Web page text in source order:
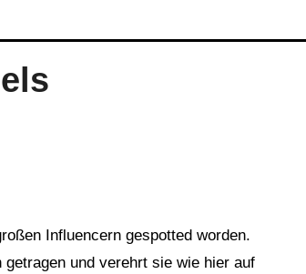
und verehrt sie wie hier auf